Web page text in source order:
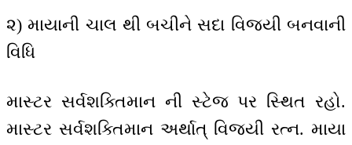
૨) માયાની ચાલ થી બચીને સદા વિજયી બનવાની
વિધિ
માસ્ટર સર્વશક્તિમાન ની સ્ટેજ પર સ્થિત રહો.
માસ્ટર સર્વશક્તિમાન અર્થાત્ વિજયી રત્ન. માયા